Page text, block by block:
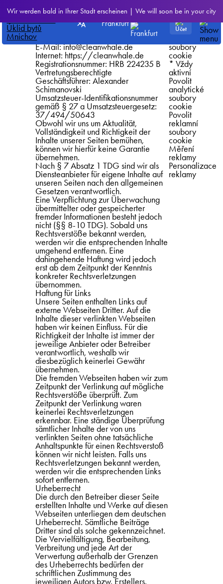
Wir werden bald in Ihrer Stadt erscheinen | We will soon be in your city
Frankfurt
Politik
GmbH
Adresse: Unter den Linden 21, 10117
Berlin
Telefon: +49 157 35981784
E-Mail:info@cleanwhale.de
Internet: https://cleanwhale.de
Registrationsnummer: HRB 224235 B
Vertretungsberechtigte
Geschäftsführer: Alexander
Schimanovski
Umsatzsteuer-Identifikationsnummer
gemäß § 27 a Umsatzsteuergesetz:
37/494/50643
Obwohl wir uns um Aktualität,
Vollständigkeit und Richtigkeit der
Inhalte unserer Seiten bemühen,
können wir hierfür keine Garantie
übernehmen.
Nach § 7 Absatz 1 TDG sind wir als
Diensteanbieter für eigene Inhalte auf
unseren Seiten nach den allgemeinen
Gesetzen verantwortlich.
Eine Verpflichtung zur Überwachung
übermittelter oder gespeicherter
fremder Informationen besteht jedoch
nicht (§§ 8-10 TDG). Sobald uns
Rechtsverstöße bekannt werden,
werden wir die entsprechenden Inhalte
umgehend entfernen. Eine
dahingehende Haftung wird jedoch
erst ab dem Zeitpunkt der Kenntnis
konkreter Rechtsverletzungen
übernommen.
Haftung für Links
Unsere Seiten enthalten Links auf
externe Webseiten Dritter. Auf die
Inhalte dieser verlinkten Webseiten
haben wir keinen Einfluss. Für die
Richtigkeit der Inhalte ist immer der
jeweilige Anbieter oder Betreiber
verantwortlich, weshalb wir
diesbezüglich keinerlei Gewähr
übernehmen.
Die fremden Webseiten haben wir zum
Zeitpunkt der Verlinkung auf mögliche
Rechtsverstöße überprüft. Zum
Zeitpunkt der Verlinkung waren
keinerlei Rechtsverletzungen
erkennbar. Eine ständige Überprüfung
sämtlicher Inhalte der von uns
verlinkten Seiten ohne tatsächliche
Anhaltspunkte für einen Rechtsverstoß
können wir nicht leisten. Falls uns
Rechtsverletzungen bekannt werden,
werden wir die entsprechenden Links
sofort entfernen.
Urheberrecht
Die durch den Betreiber dieser Seite
erstellten Inhalte und Werke auf diesen
Webseiten unterliegen dem deutschen
Urheberrecht. Sämtliche Beiträge
Dritter sind als solche gekennzeichnet.
Die Vervielfältigung, Bearbeitung,
Verbreitung und jede Art der
Verwertung außerhalb der Grenzen
des Urheberrechts bedürfen der
schriftlichen Zustimmung des
jeweiligen Autors bzw. Erstellers.
souborů
cookie
Povolit
soubory
cookie
* Vždy
aktivní
Povolit
analytické
soubory
cookie
Povolit
reklamní
soubory
cookie
Měření
reklamy
Personalizace
reklamy